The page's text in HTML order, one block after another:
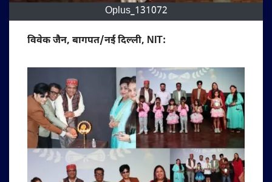
Oplus_131072
विवेक जैन, बागपत/नई दिल्ली, NIT: